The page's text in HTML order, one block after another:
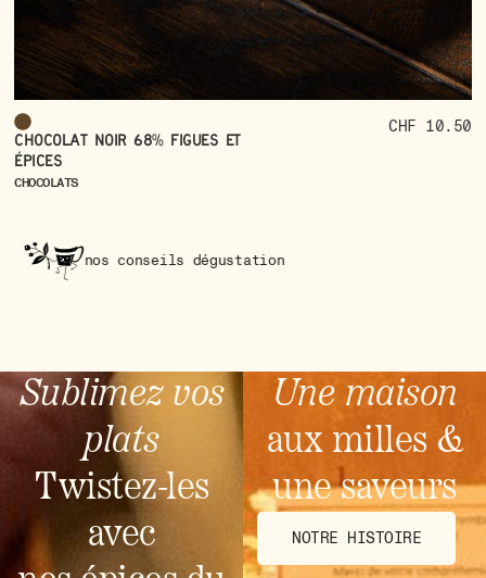
Chocolat noir 68% figues et
épices
CHOCOLATS
CHF 10.50
conseils dégustation
Sublimez vos
plats
Twistez-les
avec
Une maison
aux milles &
une saveurs
NOTRE HISTOIRE